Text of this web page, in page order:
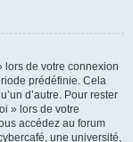
lors de votre connexion
prédéfinie. Cela
d’autre. Pour rester
» lors de votre
accédez au forum
une université,